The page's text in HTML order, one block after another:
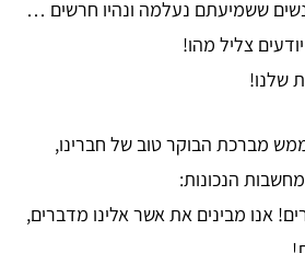
ששמיעתם נעלמה ונהיו חרשים …
צליל מהו!
שלנו!
מברכת הבוקר טוב של חברינו,
הנכונות:
אנו מבינים את אשר אלינו מדברים,